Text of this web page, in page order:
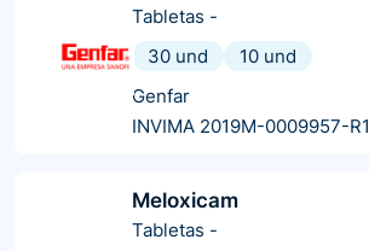
Tabletas -
30 und
10 und
Genfar
INVIMA 2019M-0009957-R1
Meloxicam
Tabletas -